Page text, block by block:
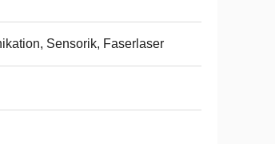
Sensorik, Faserlaser